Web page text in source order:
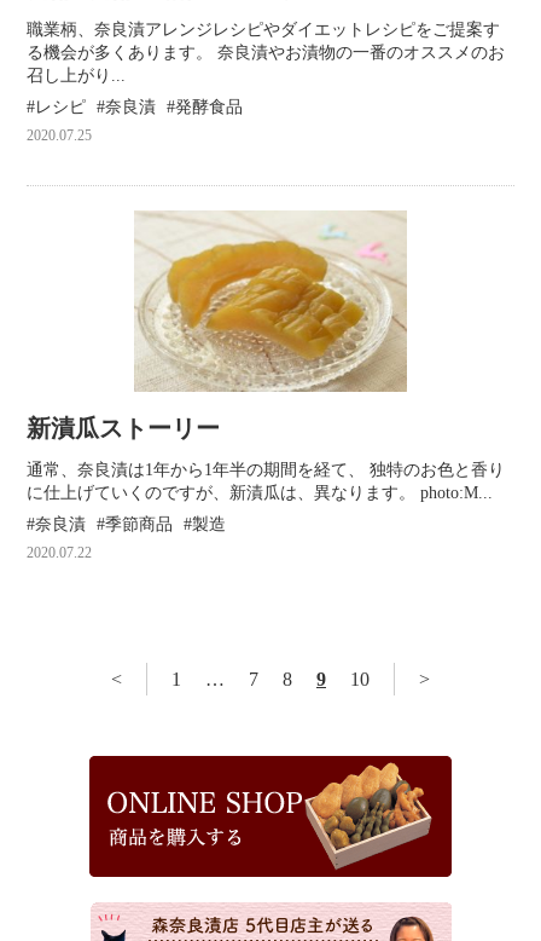
職業柄、奈良漬アレンジレシピやダイエットレシピをご提案す
る機会が多くあります。 奈良漬やお漬物の一番のオススメのお
召し上がり...
レシピ
奈良漬 発酵食品
2020.07.25
新漬瓜ストーリー
通常、奈良漬は1年から1年半の期間を経て、 独特のお色と香り
に仕上げていくのですが、新漬瓜は、異なります。 photo:M...
奈良漬
季節商品 製造
2020.07.22
< 1 … 7 8 9 10 >